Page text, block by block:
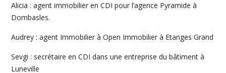
Alicia : agent immobilier en CDI pour l’agence Pyramide à
Dombasles.
Audrey : agent Immobilier à Open Immobilier à Etanges Grand
Sevgi : secrétaire en CDI dans une entreprise du bâtiment à
Luneville